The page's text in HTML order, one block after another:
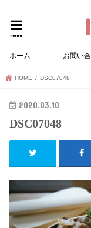
menu
ホーム お問い
HOME DSC07048
2020.03.10
DSC07048